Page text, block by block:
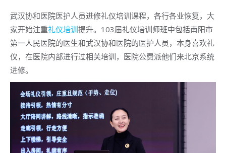
武汉协和医院医护人员进修礼仪培训课程，各行各业恢复，大
家开始注重礼仪培训提升。103届礼仪培训师班中包括南阳市
第一人民医院的医生和武汉协和医院的医护人员，本身喜欢礼
仪，在医院内部进行过相关培训，医院公费派他们来北京系统
进修。